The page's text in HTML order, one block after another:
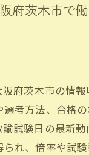
府茨木市で
府茨木市の情
考方法、合格
試験日の最新
れ、倍率や試